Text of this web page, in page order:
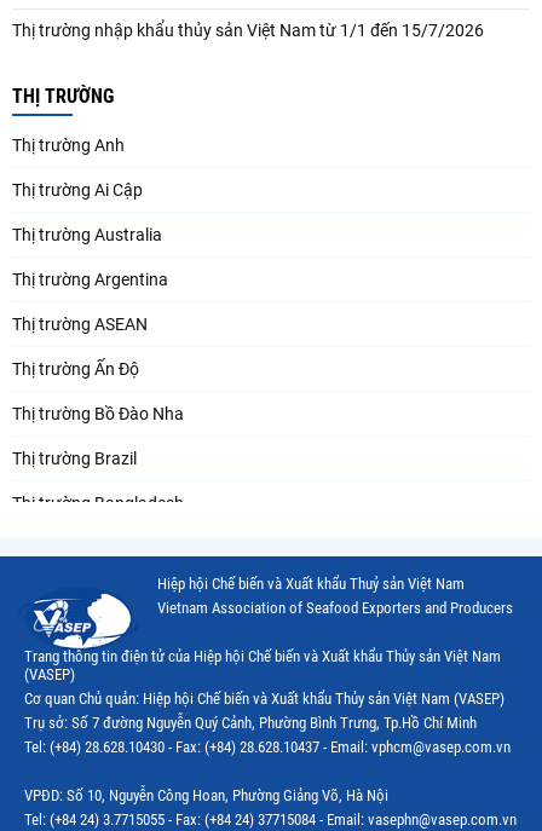
Thị trường nhập khẩu thủy sản Việt Nam từ 1/1 đến 15/7/2026
THỊ TRƯỜNG
Thị trường Anh
Thị trường Ai Cập
Thị trường Australia
Thị trường Argentina
Thị trường ASEAN
Thị trường Ấn Độ
Thị trường Bồ Đào Nha
Thị trường Brazil
Thị trường Bangladesh
Thị trường Canada
Thị trường Ecuador
Thị trường EU
Thị trường Indonesia
Thị trường Mỹ
Hiệp hội Chế biến và Xuất khẩu Thuỷ sản Việt Nam
Vietnam Association of Seafood Exporters and Producers
Trang thông tin điện tử của Hiệp hội Chế biến và Xuất khẩu Thủy sản Việt Nam
(VASEP)
Cơ quan Chủ quản: Hiệp hội Chế biến và Xuất khẩu Thủy sản Việt Nam (VASEP)
Trụ sở: Số 7 đường Nguyễn Quý Cảnh, Phường Bình Trưng, Tp.Hồ Chí Minh
Tel: (+84) 28.628.10430 - Fax: (+84) 28.628.10437 - Email: vphcm@vasep.com.vn
VPĐD: Số 10, Nguyễn Công Hoan, Phường Giảng Võ, Hà Nội
Tel: (+84 24) 3.7715055 - Fax: (+84 24) 37715084 - Email: vasephn@vasep.com.vn